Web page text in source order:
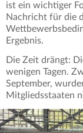
ist ein wichtiger
Nachricht für die
Ergebnis.
Die Zeit drängt:
wenigen Tagen.
September,
Mitgliedsstaaten